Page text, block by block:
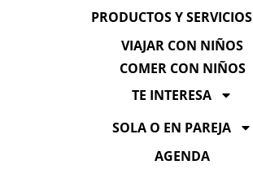
PRODUCTOS Y SERVICIOS
VIAJAR CON NIÑOS
COMER CON NIÑOS
TE INTERESA
SOLA O EN PAREJA
AGENDA